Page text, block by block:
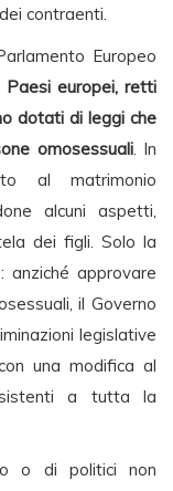
contraenti.
Europeo
europei, retti
dotati di leggi che
omosessuali. In
al matrimonio
alcuni aspetti,
dei figli. Solo la
anziché approvare
il Governo
legislative
una modifica al
a tutta la
o di politici non